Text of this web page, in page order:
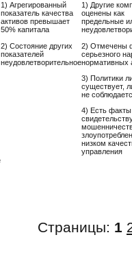
1) Агрегированный
показатель качества
активов превышает
50% капитала
2) Состояние других
показателей
неудовлетворительное
1) Другие
оценены как
предельные
2) Отмечены
серьезного
нормативных
3) Политики
существует,
не
4) Есть
низком
управления
Страницы: 1